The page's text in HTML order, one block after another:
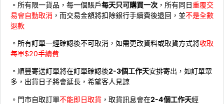
。所有限一貨品，每一個賬戶每天只可購買一次 ，所有同日重覆交
易會自動取消 ，而交易金額將扣除銀行手續費後退回，並不是全數
退款
。所有訂單一經確認後不可取消，如需更改資料或取貨方式將收取
每單$20手續費
。順豐寄送訂單將在訂單確認後2-3個工作天安排寄出，如訂單眾
多，出貨日子將會延長，希望客人見諒
。門市自取訂單不能即日取貨 ，取貨訊息會在2-4個工作天經